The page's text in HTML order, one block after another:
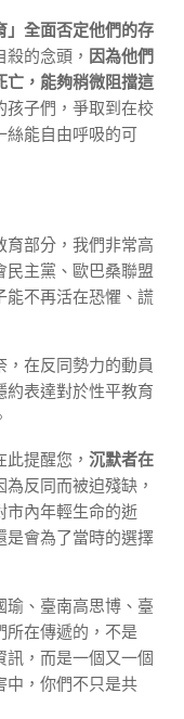
」全面否定他們的存
的念頭， 因為他們
亡，能夠稍微阻擋這
孩子們，爭取到在校
絲能自由呼吸的可
育部分，我們非常高
民主黨、歐巴桑聯盟
能不再活在恐懼、謊
在反同勢力的動員
約表達對於性平教育
提醒您， 沉默者在
為反同而被迫殘缺，
市內年輕生命的逝
是會為了當時的選擇
瑜、臺南高思博、臺
所在傳遞的，不是
訊，而是一個又一個
中，你們不只是共